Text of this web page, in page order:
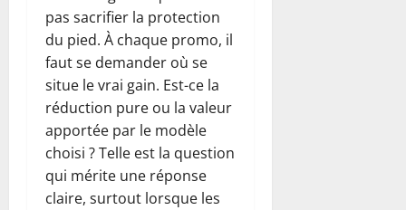
pas sacrifier la protection
du pied. À chaque promo, il
faut se demander où se
situe le vrai gain. Est-ce la
réduction pure ou la valeur
apportée par le modèle
choisi ? Telle est la question
qui mérite une réponse
claire, surtout lorsque les